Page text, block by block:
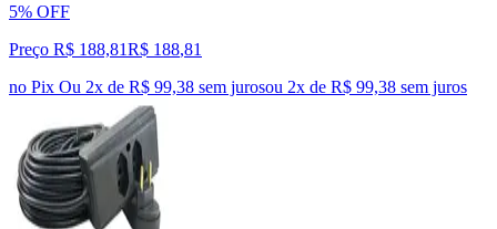
5% OFF
Preço R$ 188,81R$ 188,81
no Pix Ou 2x de R$ 99,38 sem jurosou 2x de R$ 99,38 sem juros